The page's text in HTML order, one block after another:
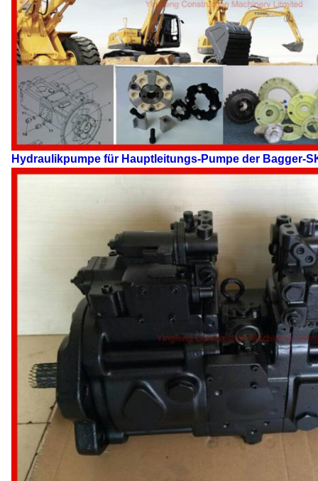
Hydraulikpumpe für Hauptleitungs-Pumpe der Bagger-